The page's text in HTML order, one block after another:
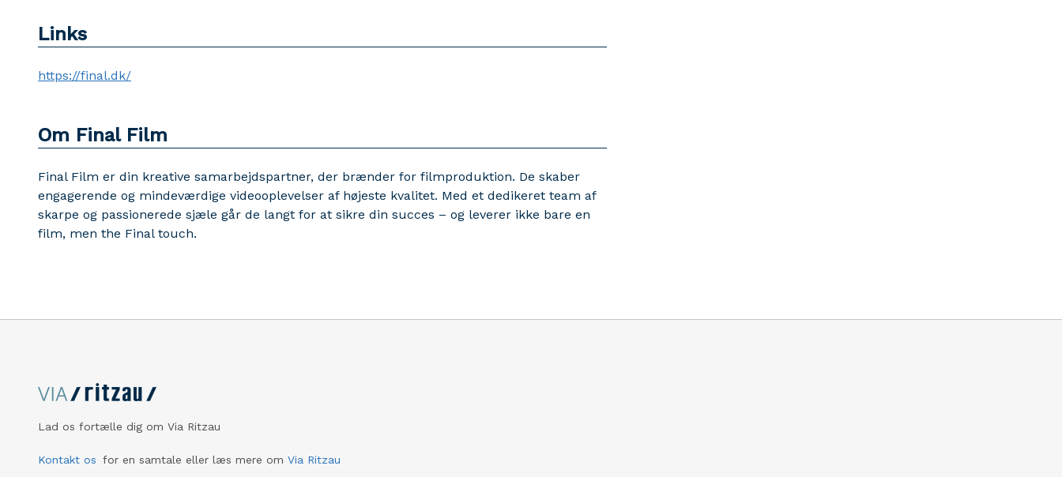
Links
https://final.dk/
Om Final Film
Final Film er din kreative samarbejdspartner, der brænder for filmproduktion. De skaber
engagerende og mindeværdige videooplevelser af højeste kvalitet. Med et dedikeret team af
skarpe og passionerede sjæle går de langt for at sikre din succes – og leverer ikke bare en
film, men the Final touch.
Lad os fortælle dig om Via Ritzau
Kontakt os for en samtale eller læs mere om Via Ritzau